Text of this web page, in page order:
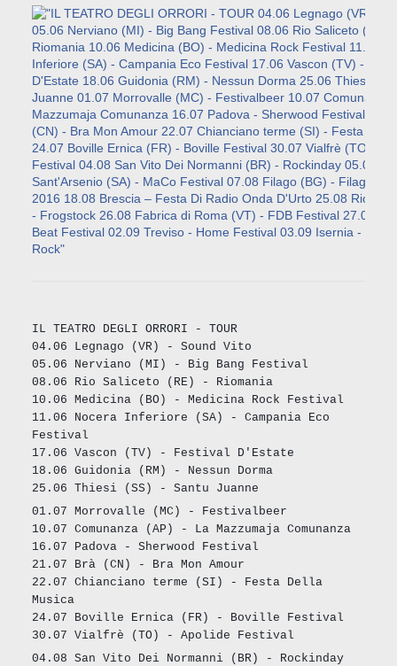
IL TEATRO DEGLI ORRORI - TOUR
04.06 Legnago (VR) - Sound Vito
05.06 Nerviano (MI) - Big Bang Festival
08.06 Rio Saliceto (RE) - Riomania
10.06 Medicina (BO) - Medicina Rock Festival
11.06 Nocera Inferiore (SA) - Campania Eco
Festival
17.06 Vascon (TV) - Festival D'Estate
18.06 Guidonia (RM) - Nessun Dorma
25.06 Thiesi (SS) - Santu Juanne
01.07 Morrovalle (MC) - Festivalbeer
10.07 Comunanza (AP) - La Mazzumaja Comunanza
16.07 Padova - Sherwood Festival
21.07 Brà (CN) - Bra Mon Amour
22.07 Chianciano terme (SI) - Festa Della
Musica
24.07 Boville Ernica (FR) - Boville Festival
30.07 Vialfrè (TO) - Apolide Festival
04.08 San Vito Dei Normanni (BR) - Rockinday